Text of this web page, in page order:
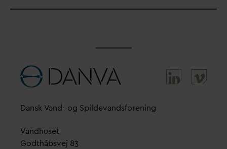
Dansk Vand- og Spildevandsforening
Vandhuset
Godthåbsvej 83